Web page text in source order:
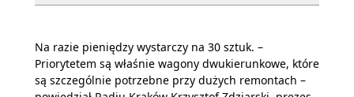
Na razie pieniędzy wystarczy na 30 sztuk. –
Priorytetem są właśnie wagony dwukierunkowe, które
są szczególnie potrzebne przy dużych remontach –